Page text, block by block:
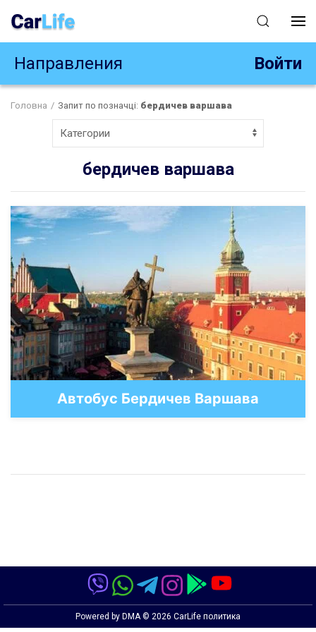
Направления Войти
Головна Запит по позначці: бердичев варшава
Категории
бердичев варшава
Автобус Бердичев Варшава
Powered by DMA© 2026 CarLife политика